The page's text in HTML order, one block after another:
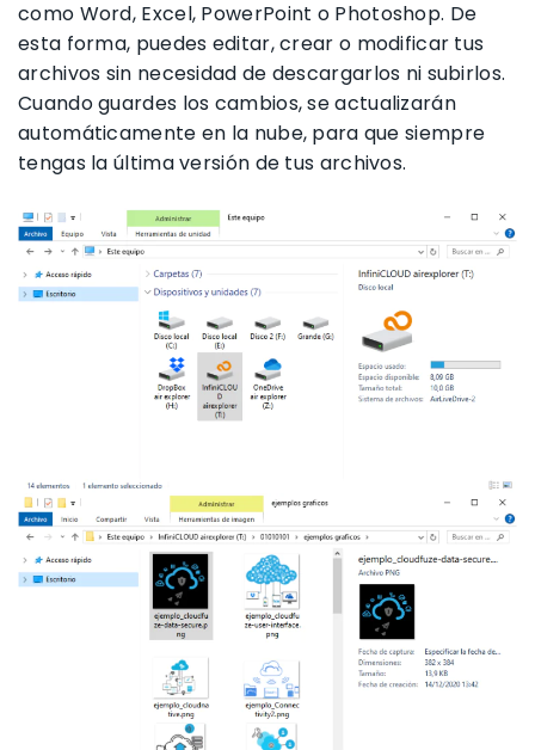
como Word, Excel, PowerPoint o Photoshop. De
esta forma, puedes editar, crear o modificar tus
archivos sin necesidad de descargarlos ni subirlos.
Cuando guardes los cambios, se actualizarán
automáticamente en la nube, para que siempre
tengas la última versión de tus archivos.